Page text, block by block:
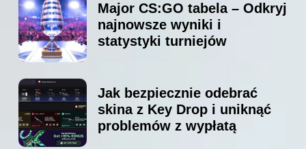
Major CS:GO tabela – Odkryj
najnowsze wyniki i
statystyki turniejów
Jak bezpiecznie odebrać
skina z Key Drop i uniknąć
problemów z wypłatą